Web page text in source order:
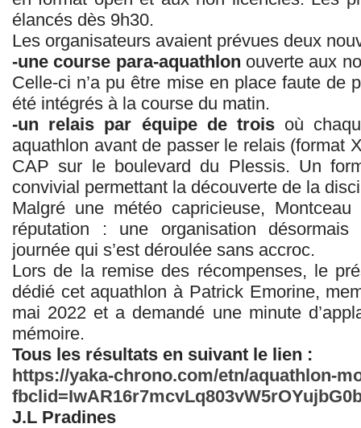
élancés dès 9h30.
Les organisateurs avaient prévues deux
-une course para-aquathlon ouverte aux
Celle-ci n’a pu être mise en place faute de
été intégrés à la course du matin.
-un relais par équipe de troisoù
aquathlon avant de passer le relais (format
CAP sur le boulevard du Plessis. Un
convivial permettant la découverte de la
Malgré une météo capricieuse,
réputation : une organisation
journée qui s’est déroulée sans accroc.
Lors de la remise des récompenses, le
dédié cet aquathlon à Patrick Emorine,
mai 2022 et a demandé une minute
mémoire.
Tous les résultats en suivant le lien :
https://yaka-chrono.com/etn/aquathlon-
J.L Pradines